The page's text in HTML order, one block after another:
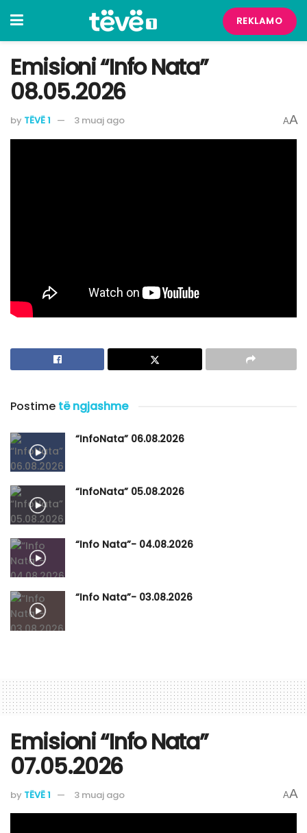
REKLAMO
Emisioni “Info Nata”
08.05.2026
by TËVË 1 3 muaj ago AA
Postime të ngjashme
“InfoNata” 06.08.2026
“InfoNata” 05.08.2026
“Info Nata”- 04.08.2026
“Info Nata”- 03.08.2026
Emisioni “Info Nata”
07.05.2026
by TËVË 1 3 muaj ago AA